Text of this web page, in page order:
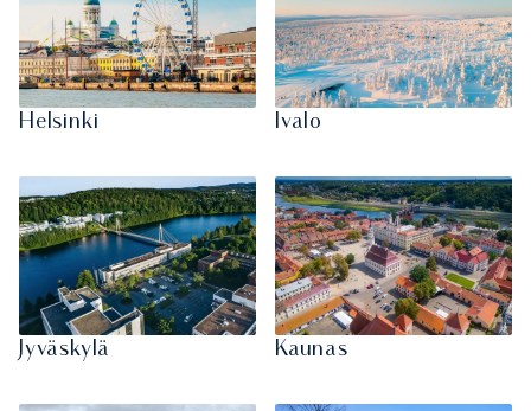
Helsinki Ivalo
Jyväskylä Kaunas